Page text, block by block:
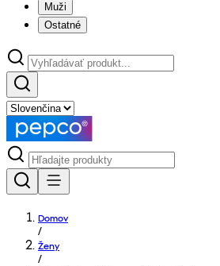
Muži
Ostatné
Domov
/
Ženy
/